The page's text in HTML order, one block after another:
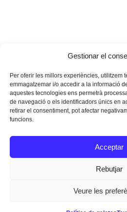
Gestionar el
Per oferir les millors experiències, utilitzem
emmagatzemar i/o accedir a la informació
aquestes tecnologies ens permetrà
de navegació o els identificadors únics en
retirar el consentiment, pot afectar
funcions.
Acceptar
Rebutjar
Veure les
Texts